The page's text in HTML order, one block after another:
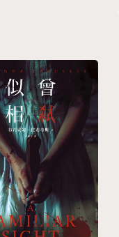
老卜者受人之託，
的籤辭預告了火
身世和經歷......
父母－－足智多
義、風骨清朗的凌
權勢薰天的火教，
一舉消滅魔教。
傳奇，即將登場！